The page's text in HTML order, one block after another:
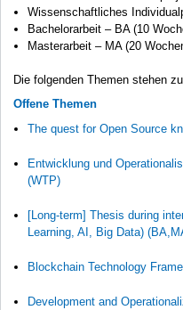
Wissenschaftliches
Bachelorarbeit – BA (10
Masterarbeit – MA (20
Die folgenden Themen stehen
Offene Themen
The quest for Open Source
Entwicklung und
(WTP)
[Long-term] Thesis during
Learning, AI, Big Data)
Blockchain Technology
Development and